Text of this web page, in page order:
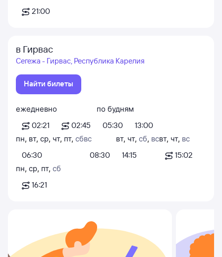
21:00
в Гирвас
Сегежа - Гирвас, Республика Карелия
Найти билеты
ежедневно
02:21
02:45
по будням
05:30
13:00
пн, вт, ср, чт, пт, сб
06:30
вс
08:30
вт, чт, сб, вс
14:15
вт, чт, вс
15:02
пн, ср, пт, сб
16:21